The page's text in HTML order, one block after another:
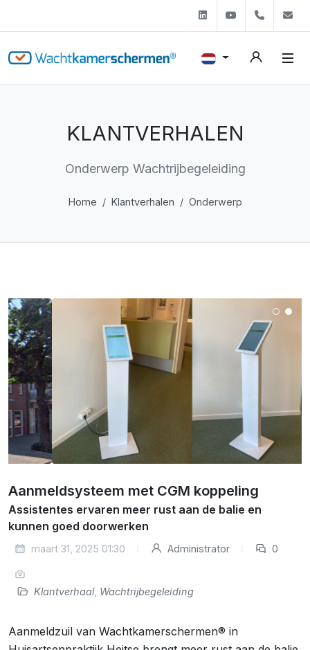
LinkedinYoutube+31
KLANTVERHALEN
Onderwerp Wachtrijbegeleiding
Home Klantverhalen Onderwerp
Aanmeldsysteem met CGM koppeling
Assistentes ervaren meer rust aan de balie en
kunnen goed doorwerken
maart 31, 2025 01:30 Administrator 0
Klantverhaal, Wachtrijbegeleiding
Aanmeldzuil van Wachtkamerschermen® in